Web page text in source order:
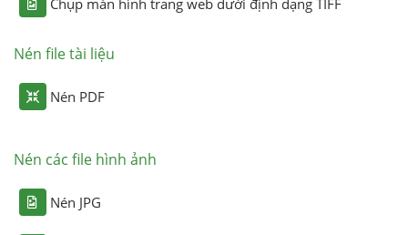
Nén file tài liệu
Nén PDF
Nén các file hình ảnh
Nén JPG